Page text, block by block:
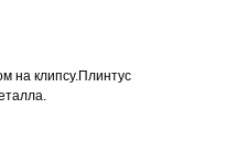
на клипсу.Плинтус